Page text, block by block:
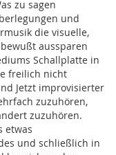
zu sagen
und
die visuelle,
aussparen
Schallplatte in
freilich nicht
Jetzt improvisierter
zuzuhören,
zuzuhören.
etwas
und schließlich in